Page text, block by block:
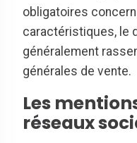
obligatoires
caractéristiques, le
généralement
générales de vente.
Les
réseaux